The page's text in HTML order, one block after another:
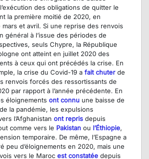
des obligations de quitter le
la première moitié de 2020, en
mars et avril. Si une reprise des renvois
général à l’issue des périodes de
seuls Chypre, la République
ont atteint en juillet 2020 des
à ceux qui ont précédés la crise. En
la crise du Covid-19 a fait chuterde
renvois forcés des ressortissants de
par rapport à l’année précédente. En
éloignements ont connu une baisse de
la pandémie, les expulsions
l’Afghanistan ont repris depuis
comme vers le Pakistan ou l’Éthiopie,
temporaire. De même, l’Espagne a
peu d’éloignements en 2020, mais une
vers le Maroc est constatée depuis